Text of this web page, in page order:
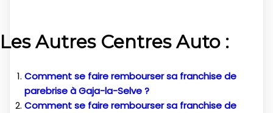
Les Autres Centres Auto :
Comment se faire rembourser sa franchise de
parebrise à Gaja-la-Selve ?
Comment se faire rembourser sa franchise de